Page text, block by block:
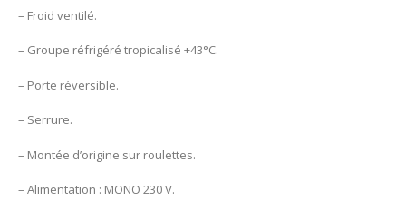
– Froid ventilé.
– Groupe réfrigéré tropicalisé +43°C.
– Porte réversible.
– Serrure.
– Montée d’origine sur roulettes.
– Alimentation : MONO 230 V.